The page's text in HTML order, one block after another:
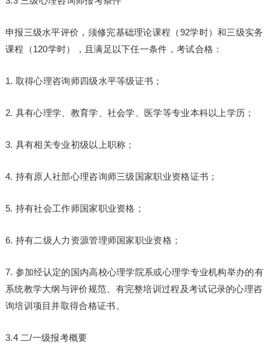
申报三级水平评价，须修完基础理论课程（92学时）和三级实务
课程（120学时），且满足以下任一条件，考试合格：
1. 取得心理咨询师四级水平等级证书；
2. 具有心理学、教育学、社会学、医学等专业本科以上学历；
3. 具有相关专业初级以上职称；
4. 持有原人社部心理咨询师三级国家职业资格证书；
5. 持有社会工作师国家职业资格；
6. 持有二级人力资源管理师国家职业资格；
7. 参加经认定的国内高校心理学院系或心理学专业机构举办的有
系统教学大纲与评价规范、有完整培训过程及考试记录的心理咨
询培训项目并取得合格证书。
3.4 二/一级报考概要